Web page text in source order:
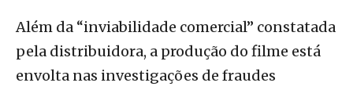
Além da “inviabilidade comercial” constatada
pela distribuidora, a produção do filme está
envolta nas investigações de fraudes